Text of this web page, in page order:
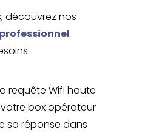
découvrez nos
requête Wifi haute
box opérateur
sa réponse dans